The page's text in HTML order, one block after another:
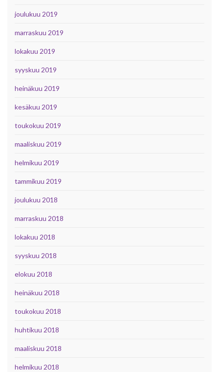
joulukuu 2019
marraskuu 2019
lokakuu 2019
syyskuu 2019
heinäkuu 2019
kesäkuu 2019
toukokuu 2019
maaliskuu 2019
helmikuu 2019
tammikuu 2019
joulukuu 2018
marraskuu 2018
lokakuu 2018
syyskuu 2018
elokuu 2018
heinäkuu 2018
toukokuu 2018
huhtikuu 2018
maaliskuu 2018
helmikuu 2018